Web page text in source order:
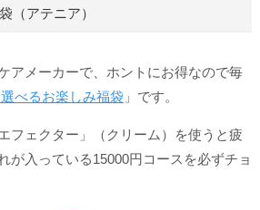
（アテニア）
アメーカーで、ホントにお得なので毎
べるお楽しみ福袋 」です。
フェクター」（クリーム）を使うと疲
が入っている15000円コースを必ずチョ